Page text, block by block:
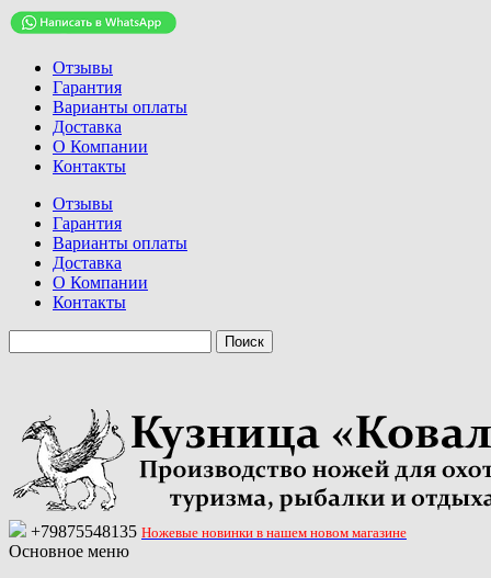
Отзывы
Гарантия
Варианты оплаты
Доставка
О Компании
Контакты
Отзывы
Гарантия
Варианты оплаты
Доставка
О Компании
Контакты
+79875548135 Ножевые новинки в нашем новом магазине
Основное меню